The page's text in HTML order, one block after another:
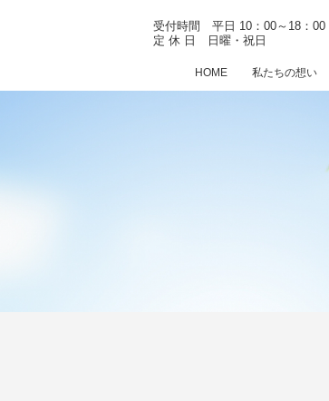
HOME 私たちの想い
受付時間 平日 10：00～18：
定 休 日 日曜・祝日